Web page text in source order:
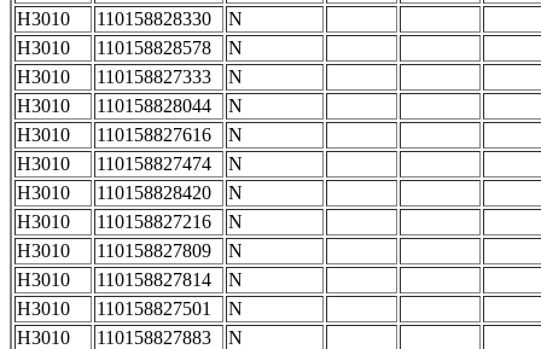
H3010
110158828330
N
H3010
110158828578
N
H3010
110158827333
N
H3010
110158828044
N
H3010
110158827616
N
H3010
110158827474
N
H3010
110158828420
N
H3010
110158827216
N
H3010
110158827809
N
H3010
110158827814
N
H3010
110158827501
N
H3010
110158827883
N